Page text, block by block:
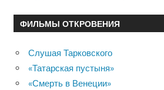
ФИЛЬМЫ ОТКРОВЕНИЯ
Слушая Тарковского
«Татарская пустыня»
«Смерть в Венеции»